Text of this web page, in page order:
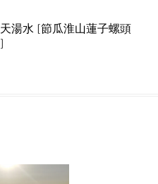
湯水 [節瓜淮山蓮子螺頭